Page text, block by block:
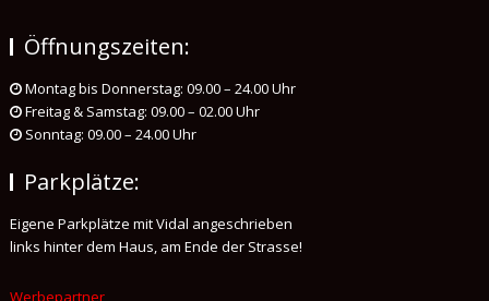
Öffnungszeiten:
Montag bis Donnerstag: 09.00 – 24.00 Uhr
Freitag & Samstag: 09.00 – 02.00 Uhr
Sonntag: 09.00 – 24.00 Uhr
Parkplätze:
Eigene Parkplätze mit Vidal angeschrieben
links hinter dem Haus, am Ende der Strasse!
Werbepartner